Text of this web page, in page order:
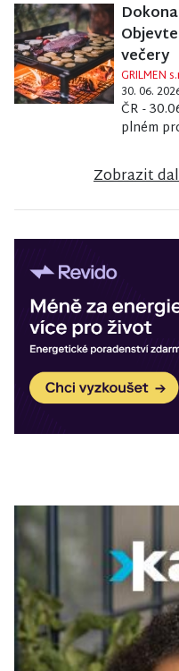
večery
GRILMEN
30. 06.
ČR -
plném
Zobrazit